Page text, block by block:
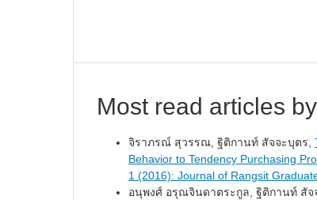
Most read articles
จิราภรณ์ สุวรรณ, ฐิติกานท์ สัจจะบุตร,
Behavior to Tendency Purchasing
1 (2016): Journal of Rangsit
อนุพงศ์ อรุณจินดาตระกูล, ฐิติกานท์ สัจ